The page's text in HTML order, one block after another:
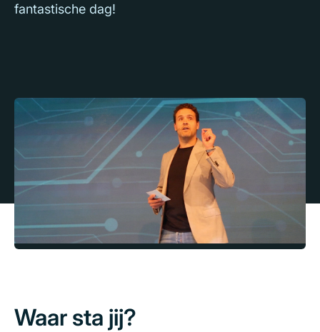
fantastische dag!
Waar sta jij?